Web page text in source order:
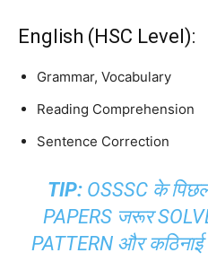
English (HSC Level):
Grammar, Vocabulary
Reading Comprehension
Sentence Correction
TIP:OSSSC के पिछले
PAPERS जरूर
PATTERN और कठिनाई